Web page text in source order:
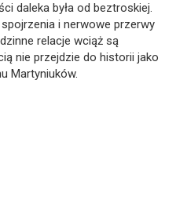
daleka była od beztroskiej.
i nerwowe przerwy
relacje wciąż są
nie przejdzie do historii jako
Martyniuków.